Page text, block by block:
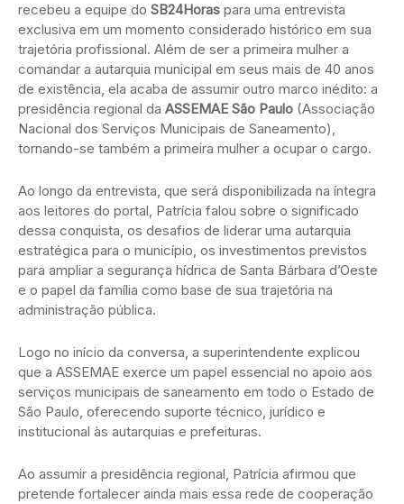
recebeu a equipe do SB24Horas para uma entrevista
exclusiva em um momento considerado histórico em sua
trajetória profissional. Além de ser a primeira mulher a
comandar a autarquia municipal em seus mais de 40 anos
de existência, ela acaba de assumir outro marco inédito: a
presidência regional da ASSEMAE São Paulo (Associação
Nacional dos Serviços Municipais de Saneamento),
tornando-se também a primeira mulher a ocupar o cargo.
Ao longo da entrevista, que será disponibilizada na íntegra
aos leitores do portal, Patrícia falou sobre o significado
dessa conquista, os desafios de liderar uma autarquia
estratégica para o município, os investimentos previstos
para ampliar a segurança hídrica de Santa Bárbara d’Oeste
e o papel da família como base de sua trajetória na
administração pública.
Logo no início da conversa, a superintendente explicou
que a ASSEMAE exerce um papel essencial no apoio aos
serviços municipais de saneamento em todo o Estado de
São Paulo, oferecendo suporte técnico, jurídico e
institucional às autarquias e prefeituras.
Ao assumir a presidência regional, Patrícia afirmou que
pretende fortalecer ainda mais essa rede de cooperação